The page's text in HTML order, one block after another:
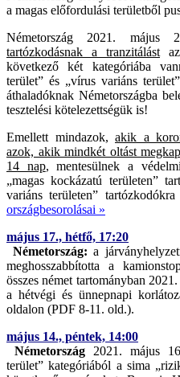
a magas előfordulási területből
Németország 2021. május
tartózkodásnak a tranzitálást
következő két kategóriába
terület” és „vírus variáns
áthaladóknak Németországba
tesztelési kötelezettségük is!
Emellett mindazok, akik a
azok, akik mindkét oltást
14 nap, mentesülnek a
„magas kockázatú területen”
variáns területen”
országbesorolásai »
május 17., hétfő, 17:20
Németország:a
meghosszabbította a
összes német tartományban
a hétvégi és ünnepnapi
oldalon (PDF 8-11. old.).
május 14., péntek, 14:00
Németország 2021. május
terület” kategóriából a sima